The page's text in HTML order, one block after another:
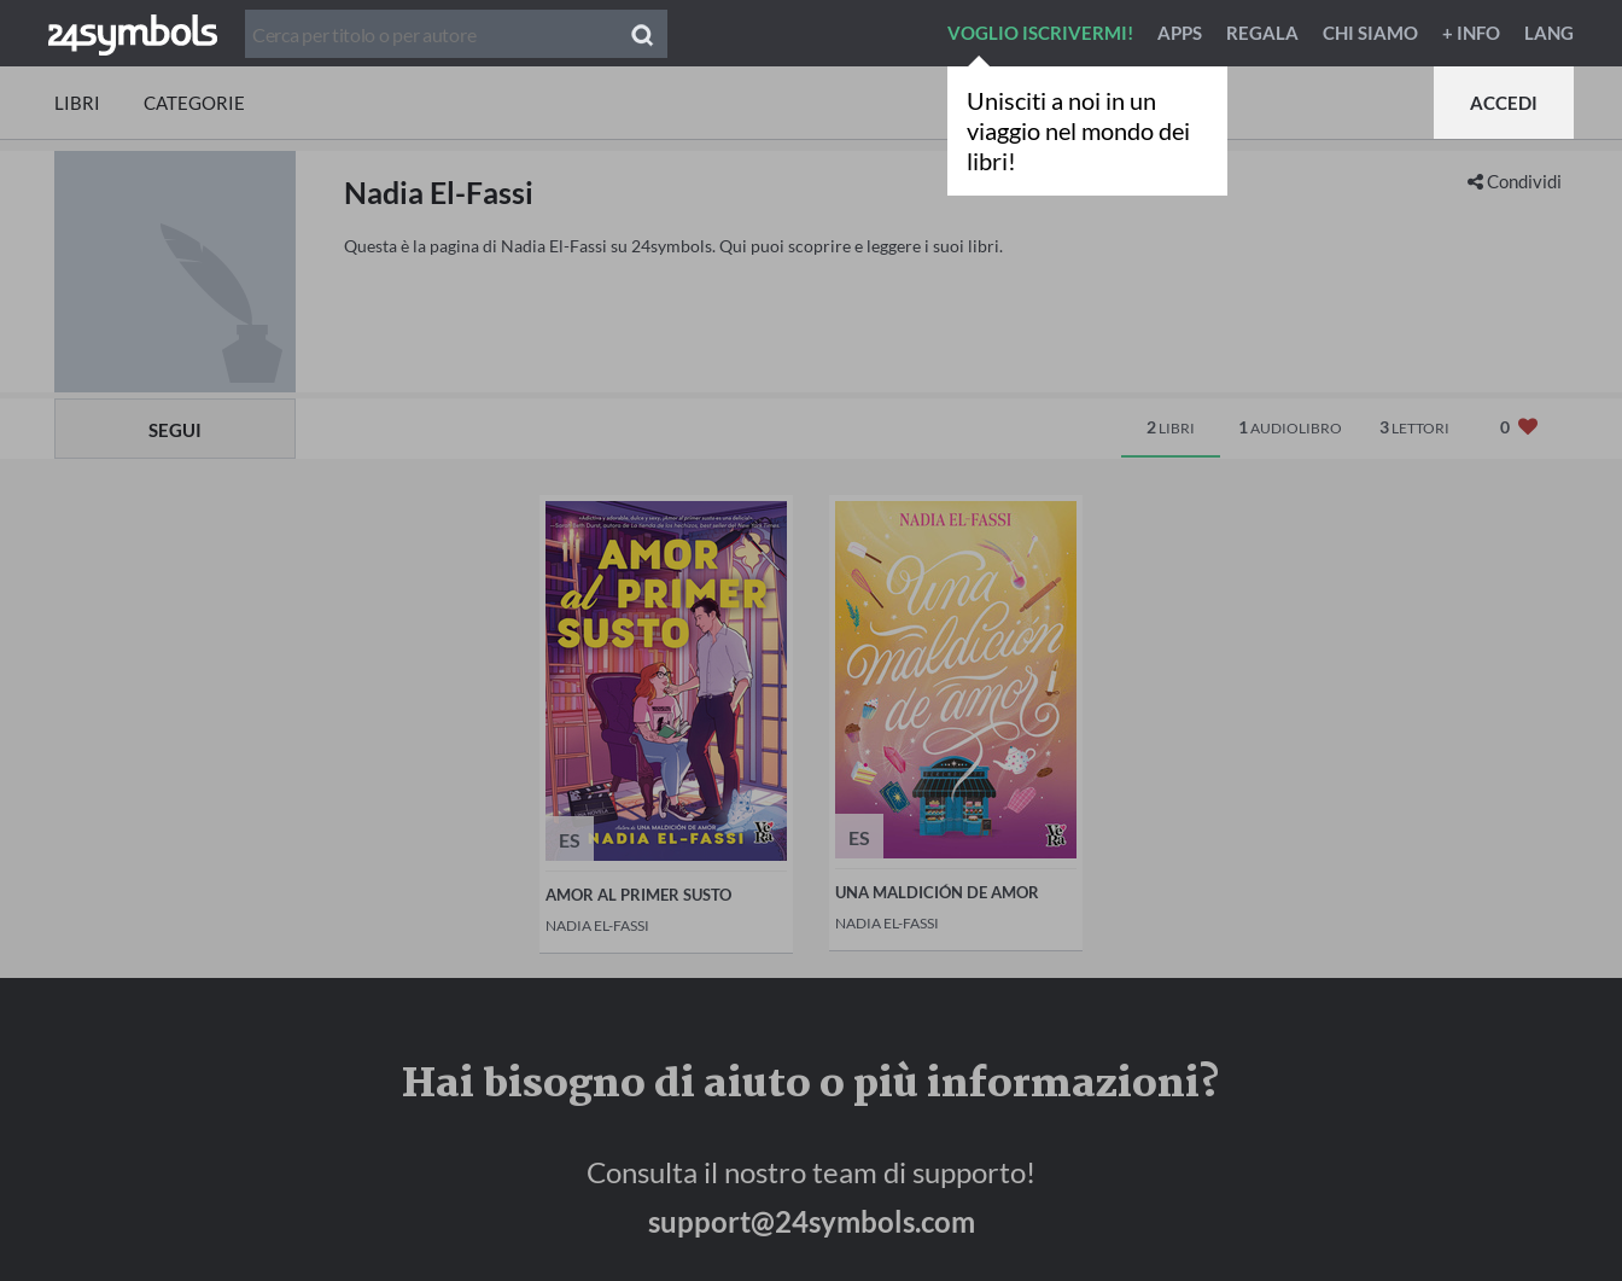
Unisciti a noi in un
viaggio nel mondo dei
libri!
VOGLIO ISCRIVERMI! APPS REGALA CHI SIAMO + INFO LANG
LIBRI CATEGORIE ACCEDI
SEGUI
Condividi
Nadia El-Fassi
Questa è la pagina di Nadia El-Fassi su 24symbols. Qui puoi scoprire e leggere i suoi libri.
2 LIBRI 1 AUDIOLIBRO 3 LETTORI 0
ES
AMOR AL PRIMER SUSTO
NADIA EL-FASSI
ES
UNA MALDICIÓN DE AMOR
NADIA EL-FASSI
Hai bisogno di aiuto o più informazioni?
Consulta il nostro team di supporto!
support@24symbols.com